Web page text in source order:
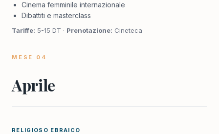
Cinema femminile internazionale
Dibattiti e masterclass
Tariffe: 5-15 DT · Prenotazione: Cineteca
MESE 04
Aprile
RELIGIOSO EBRAICO